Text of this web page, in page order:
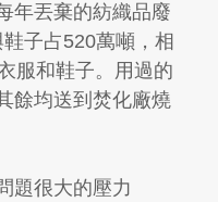
年丟棄的紡織品廢
子占520萬噸，相
服和鞋子。用過的
餘均送到焚化廠燒
題很大的壓力